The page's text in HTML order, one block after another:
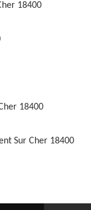
18400
18400
Sur Cher 18400